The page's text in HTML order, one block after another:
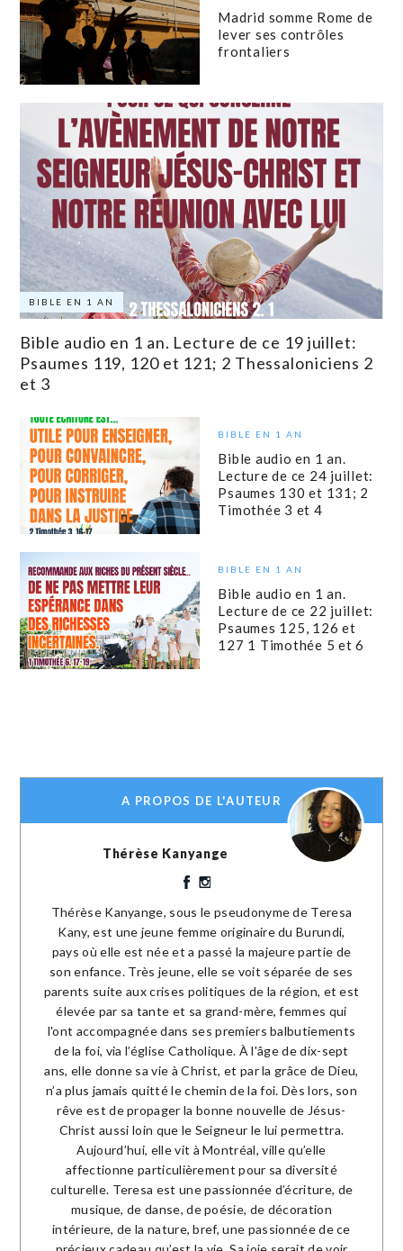
Madrid somme Rome de
lever ses contrôles
frontaliers
BIBLE EN 1 AN
Bible audio en 1 an. Lecture de ce 19 juillet:
Psaumes 119, 120 et 121; 2 Thessaloniciens 2
et 3
BIBLE EN 1 AN
Bible audio en 1 an.
Lecture de ce 24 juillet:
Psaumes 130 et 131; 2
Timothée 3 et 4
BIBLE EN 1 AN
Bible audio en 1 an.
Lecture de ce 22 juillet:
Psaumes 125, 126 et
127 1 Timothée 5 et 6
A PROPOS DE L'AUTEUR
Thérèse Kanyange
Thérèse Kanyange, sous le pseudonyme de Teresa
Kany, est une jeune femme originaire du Burundi,
pays où elle est née et a passé la majeure partie de
son enfance. Très jeune, elle se voit séparée de ses
parents suite aux crises politiques de la région, et est
élevée par sa tante et sa grand-mère, femmes qui
l'ont accompagnée dans ses premiers balbutiements
de la foi, via l’église Catholique. À l'âge de dix-sept
ans, elle donne sa vie à Christ, et par la grâce de Dieu,
n’a plus jamais quitté le chemin de la foi. Dès lors, son
rêve est de propager la bonne nouvelle de Jésus-
Christ aussi loin que le Seigneur le lui permettra.
Aujourd’hui, elle vit à Montréal, ville qu’elle
affectionne particulièrement pour sa diversité
culturelle. Teresa est une passionnée d’écriture, de
musique, de danse, de poésie, de décoration
intérieure, de la nature, bref, une passionnée de ce